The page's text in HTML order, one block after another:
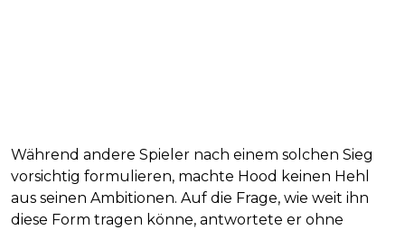
Während andere Spieler nach einem solchen Sieg
vorsichtig formulieren, machte Hood keinen Hehl
aus seinen Ambitionen. Auf die Frage, wie weit ihn
diese Form tragen könne, antwortete er ohne